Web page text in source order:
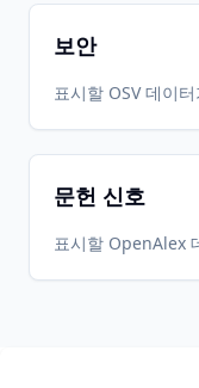
보안
표시할 OSV 데이
문헌 신호
표시할 OpenAlex